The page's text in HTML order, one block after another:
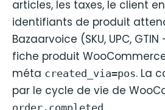
articles, les taxes, le client
identifiants de produit
Bazaarvoice (SKU, UPC,
fiche produit
méta created_via=pos. La
par le cycle de vie de
order.completed